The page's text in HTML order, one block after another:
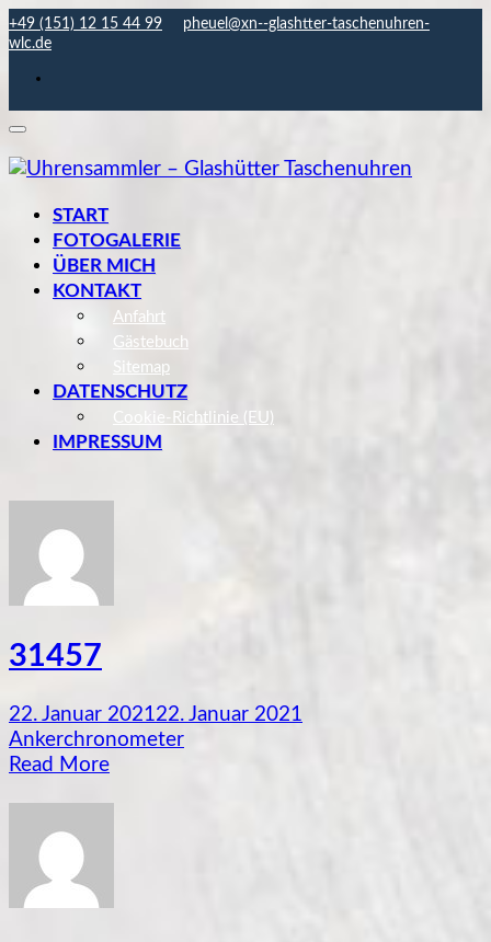
Skip
to
+49 (151) 12 15 44 99
pheuel@xn--glashtter-taschenuhren-
wlc.de
START
FOTOGALERIE
ÜBER MICH
KONTAKT
Anfahrt
Gästebuch
Sitemap
DATENSCHUTZ
Cookie-Richtlinie (EU)
IMPRESSUM
31457
22. Januar 202122. Januar 2021
Ankerchronometer
Read More